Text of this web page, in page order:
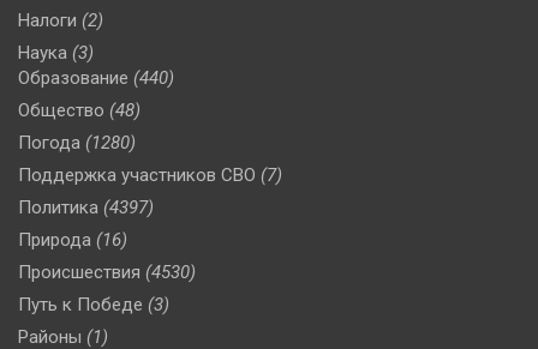
Налоги (2)
Наука (3)
Образование (440)
Общество (48)
Погода (1280)
Поддержка участников СВО (7)
Политика (4397)
Природа (16)
Происшествия (4530)
Путь к Победе (3)
Районы (1)